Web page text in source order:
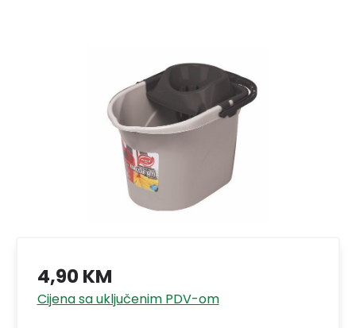
4,90 KM
Cijena sa uključenim PDV-om